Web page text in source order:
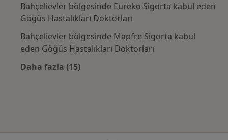
Bahçelievler bölgesinde Eureko Sigorta kabul eden
Göğüs Hastalıkları Doktorları
Bahçelievler bölgesinde Mapfre Sigorta kabul
eden Göğüs Hastalıkları Doktorları
Daha fazla (15)